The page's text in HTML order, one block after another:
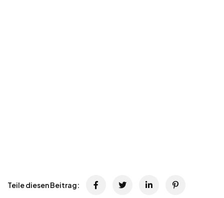
Teile diesen Beitrag: